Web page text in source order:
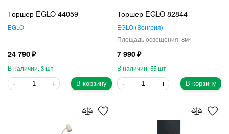
Торшер EGLO 44059
EGLO
24 790
3
В корзину
Торшер EGLO 82844
EGLO Венгрия
8
7 990
55
В корзину